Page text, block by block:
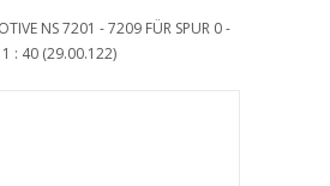
NS 7201 - 7209 FÜR SPUR 0 -
: 40 (29.00.122)